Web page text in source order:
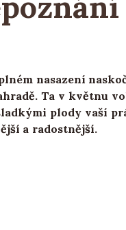
nasazení
Ta v květnu
plody vaší
a radostnější.